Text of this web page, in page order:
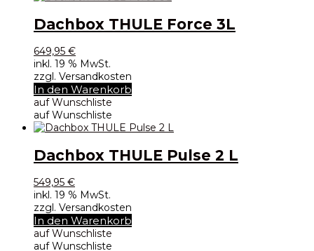
Dachbox THULE Force 3L
649,95 €
inkl. 19 % MwSt.
zzgl. Versandkosten
In den Warenkorb
auf Wunschliste
auf Wunschliste
Dachbox THULE Pulse 2 L
549,95 €
inkl. 19 % MwSt.
zzgl. Versandkosten
In den Warenkorb
auf Wunschliste
auf Wunschliste